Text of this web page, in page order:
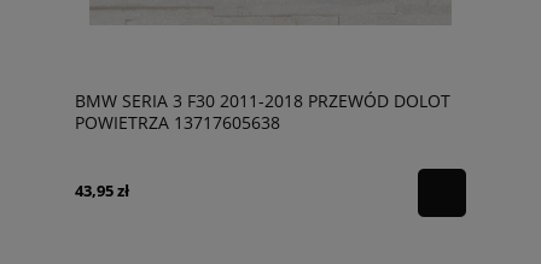
BMW SERIA 3 F30 2011-2018 PRZEWÓD DOLOT
POWIETRZA 13717605638
43,95 zł